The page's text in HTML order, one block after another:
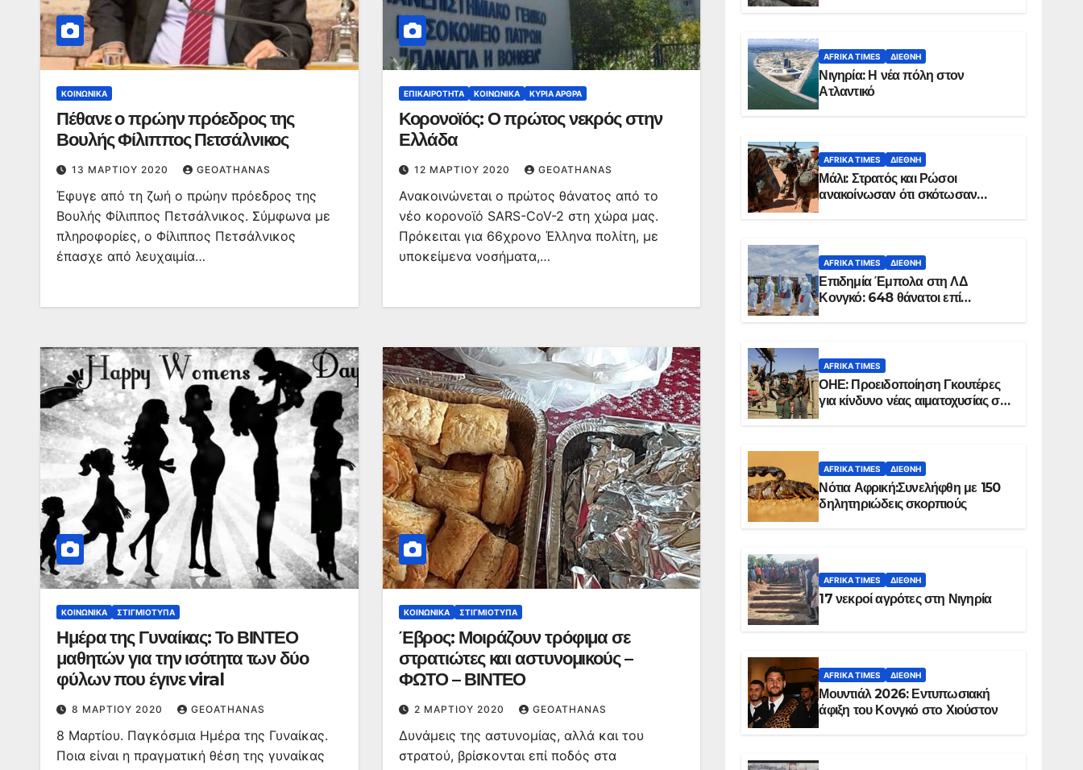
ΚΟΙΝΩΝΙΚΆ
Πέθανε ο πρώην πρόεδρος της
Βουλής Φίλιππος Πετσάλνικος
13 ΜΑΡΤΊΟΥ 2020 GEOATHANAS
Έφυγε από τη ζωή ο πρώην πρόεδρος της
Βουλής Φίλιππος Πετσάλνικος. Σύμφωνα με
πληροφορίες, ο Φίλιππος Πετσάλνικος
έπασχε από λευχαιμία…
ΕΠΙΚΑΙΡΌΤΗΤΑ ΚΟΙΝΩΝΙΚΆ ΚΥΡΙΑ ΑΡΘΡΑ
Κορονοϊός: Ο πρώτος νεκρός στην
Ελλάδα
12 ΜΑΡΤΊΟΥ 2020 GEOATHANAS
Ανακοινώνεται ο πρώτος θάνατος από το
νέο κορονοϊό SARS-CoV-2 στη χώρα μας.
Πρόκειται για 66χρονο Έλληνα πολίτη, με
υποκείμενα νοσήματα,…
ΚΟΙΝΩΝΙΚΆ ΣΤΙΓΜΙΌΤΥΠΑ
Ημέρα της Γυναίκας: Το ΒΙΝΤΕΟ
μαθητών για την ισότητα των δύο
φύλων που έγινε viral
8 ΜΑΡΤΊΟΥ 2020 GEOATHANAS
8 Μαρτίου. Παγκόσμια Ημέρα της Γυναίκας.
Ποια είναι η πραγματική θέση της γυναίκας
ΚΟΙΝΩΝΙΚΆ ΣΤΙΓΜΙΌΤΥΠΑ
Έβρος: Μοιράζουν τρόφιμα σε
στρατιώτες και αστυνομικούς –
ΦΩΤΟ – ΒΙΝΤΕΟ
2 ΜΑΡΤΊΟΥ 2020 GEOATHANAS
Δυνάμεις της αστυνομίας, αλλά και του
στρατού, βρίσκονται επί ποδός στα
AFRIKA TIMES ΔΙΕΘΝΉ
Νιγηρία: Η νέα πόλη στον
Ατλαντικό
AFRIKA TIMES ΔΙΕΘΝΉ
Μάλι: Στρατός και Ρώσοι
ανακοίνωσαν ότι σκότωσαν
AFRIKA TIMES ΔΙΕΘΝΉ
Επιδημία Έμπολα στη ΛΔ
Κονγκό: 648 θάνατοι επί
AFRIKA TIMES
ΟΗΕ: Προειδοποίηση Γκουτέρες
για κίνδυνο νέας αιματοχυσίας στο
AFRIKA TIMES ΔΙΕΘΝΉ
Νότια Αφρική:Συνελήφθη με 150
δηλητηριώδεις σκορπιούς
AFRIKA TIMES ΔΙΕΘΝΉ
17 νεκροί αγρότες στη Νιγηρία
AFRIKA TIMES ΔΙΕΘΝΉ
Μουντιάλ 2026: Εντυπωσιακή
άφιξη του Κονγκό στο Χιούστον